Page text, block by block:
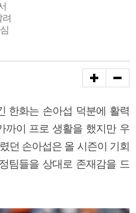
한화는 손아섭 덕분에 활력
까이 프로 생활을 했지만 우
던 손아섭은 올 시즌이 기회
팀들을 상대로 존재감을 드